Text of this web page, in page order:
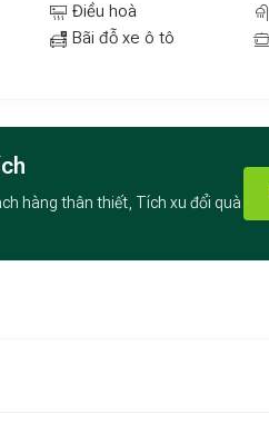
hoạt chung
gia đình hoặc tiệc BBQ nhỏ
Điều hoà
Bãi đỗ xe ô tô
hàng thân thiết, Tích xu đổi quà